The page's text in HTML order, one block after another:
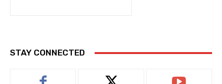
STAY CONNECTED